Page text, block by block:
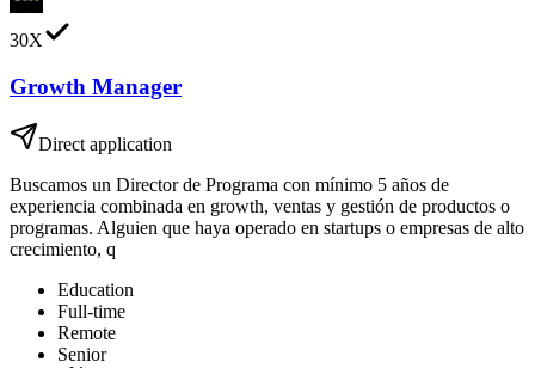
30X
Growth Manager
Direct application
Buscamos un Director de Programa con mínimo 5 años de
experiencia combinada en growth, ventas y gestión de productos o
programas. Alguien que haya operado en startups o empresas de alto
crecimiento, q
Education
Full-time
Remote
Senior